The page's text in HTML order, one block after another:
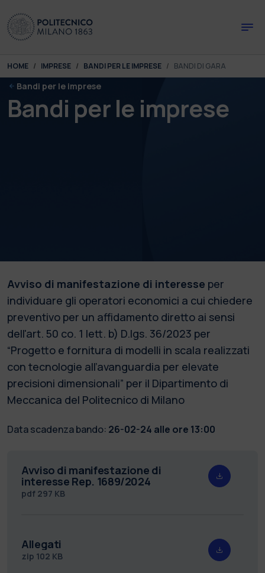
You are here:
HOME IMPRESE BANDI PER LE IMPRESE BANDI DI GARA
Bandi per le imprese
Bandi per le imprese
Avviso di manifestazione di interesse per
individuare gli operatori economici a cui chiedere
preventivo per un affidamento diretto ai sensi
dell'art. 50 co. 1 lett. b) D.lgs. 36/2023 per
“Progetto e fornitura di modelli in scala realizzati
con tecnologie all’avanguardia per elevate
precisioni dimensionali” per il Dipartimento di
Meccanica del Politecnico di Milano
Data scadenza bando: 26-02-24 alle ore 13:00
Avviso di manifestazione di
interesse Rep. 1689/2024
pdf 297 KB
Allegati
zip 102 KB